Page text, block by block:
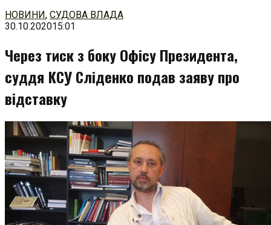
Перейти
до
НОВИНИ, СУДОВА ВЛАДА
30.10.202015:01
Через тиск з боку Офісу Президента,
суддя КСУ Сліденко подав заяву про
відставку